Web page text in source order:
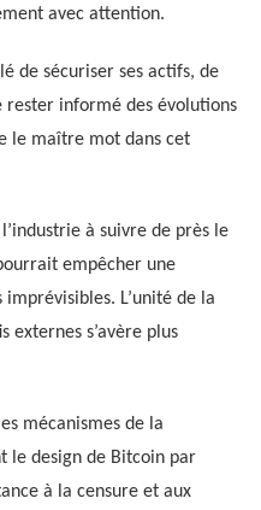
avec attention.
de sécuriser ses actifs, de
rester informé des évolutions
le maître mot dans cet
à suivre de près le
empêcher une
L’unité de la
externes s’avère plus
mécanismes de la
le design de Bitcoin par
à la censure et aux